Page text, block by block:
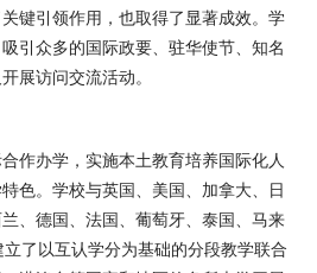
键引领作用，也取得了显著成效。学
引众多的国际政要、驻华使节、知名
展访问交流活动。
作办学，实施本土教育培养国际化人
色。学校与英国、美国、加拿大、日
、德国、法国、葡萄牙、泰国、马来
了以互认学分为基础的分段教学联合